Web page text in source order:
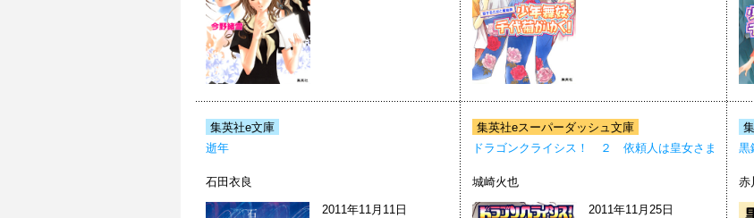
集英社e文庫
逝年
石田衣良
2011年11月11日
集英社eスーパーダッシュ文庫
ドラゴンクライシス！ ２ 依頼人は皇女さま
城崎火也
2011年11月25日
黒
赤